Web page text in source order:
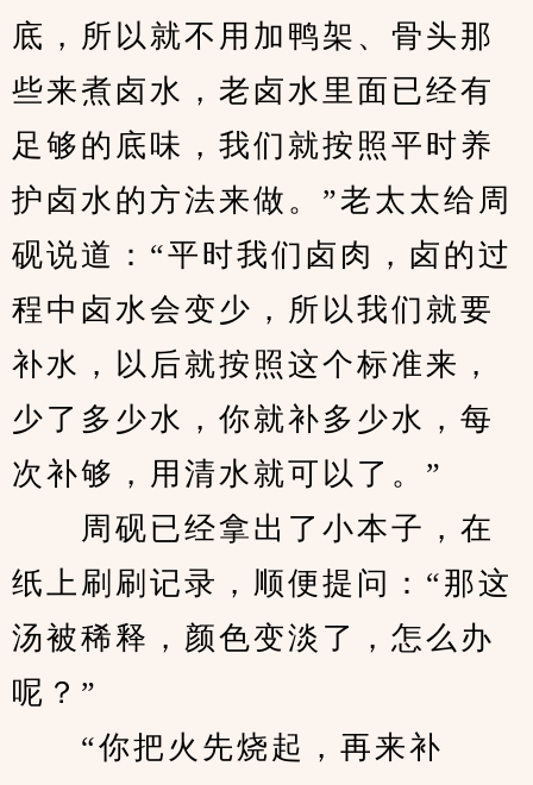
底，所以就不用加鸭架、骨头那
些来煮卤水，老卤水里面已经有
足够的底味，我们就按照平时养
护卤水的方法来做。”老太太给周
砚说道：“平时我们卤肉，卤的过
程中卤水会变少，所以我们就要
补水，以后就按照这个标准来，
少了多少水，你就补多少水，每
次补够，用清水就可以了。”
周砚已经拿出了小本子，在
纸上刷刷记录，顺便提问：“那这
汤被稀释，颜色变淡了，怎么办
呢？”
“你把火先烧起，再来补